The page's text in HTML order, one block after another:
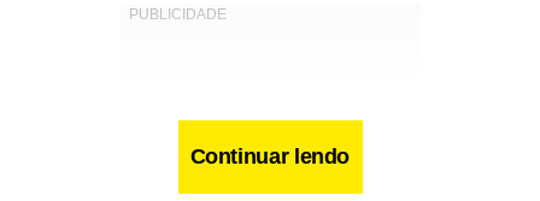
Continuar lendo